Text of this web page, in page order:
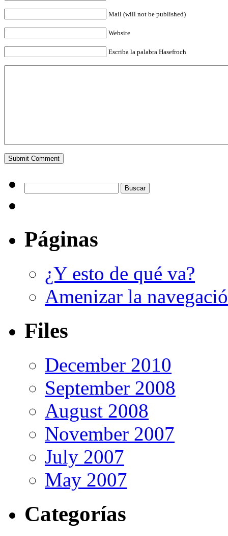
Mail (will not be published)
Website
Escriba la palabra Hasefroch
Páginas
¿Y esto de qué va?
Amenizar la
Files
December 2010
September 2008
August 2008
November 2007
July 2007
May 2007
Categorías